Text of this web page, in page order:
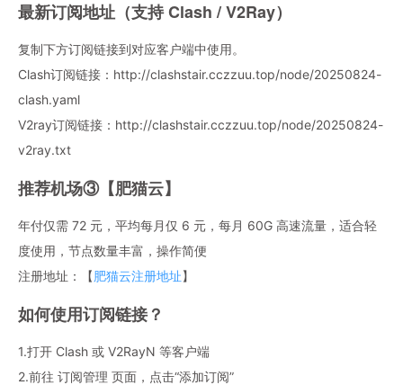
最新订阅地址（支持 Clash / V2Ray）
复制下方订阅链接到对应客户端中使用。
Clash订阅链接：http://clashstair.cczzuu.top/node/20250824-
clash.yaml
V2ray订阅链接：http://clashstair.cczzuu.top/node/20250824-
v2ray.txt
推荐机场③【肥猫云】
年付仅需 72 元，平均每月仅 6 元，每月 60G 高速流量，适合轻
度使用，节点数量丰富，操作简便
注册地址：【肥猫云注册地址】
如何使用订阅链接？
1.打开 Clash 或 V2RayN 等客户端
2.前往 订阅管理 页面，点击“添加订阅”